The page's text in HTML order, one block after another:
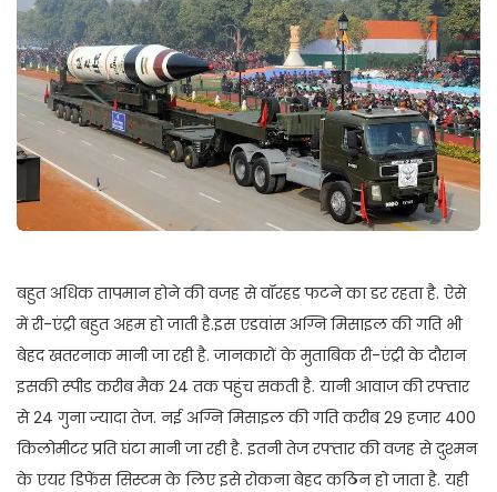
बहुत अधिक तापमान होने की वजह से वॉरहड फटने का डर रहता है. ऐसे
में री-एंट्री बहुत अहम हो जाती है.इस एडवांस अग्नि मिसाइल की गति भी
बेहद खतरनाक मानी जा रही है. जानकारों के मुताबिक री-एंट्री के दौरान
इसकी स्पीड करीब मैक 24 तक पहुंच सकती है. यानी आवाज की रफ्तार
से 24 गुना ज्यादा तेज. नई अग्नि मिसाइल की गति करीब 29 हजार 400
किलोमीटर प्रति घंटा मानी जा रही है. इतनी तेज रफ्तार की वजह से दुश्मन
के एयर डिफेंस सिस्टम के लिए इसे रोकना बेहद कठिन हो जाता है. यही